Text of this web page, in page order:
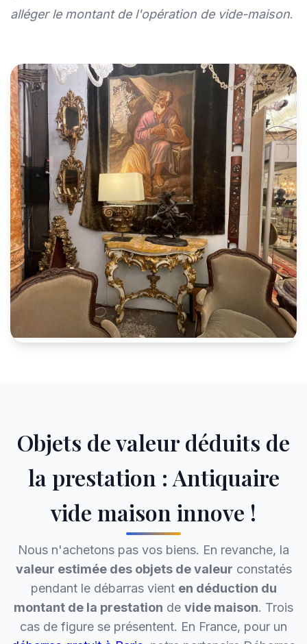
alléger le montant de l'opération de vide-maison.
Objets de valeur déduits de
la prestation : Antiquaire
vide maison innove !
Nous n'achetons pas vos biens. En revanche, la
valeur estimée des objets de valeur constatés
pendant le débarras vient en déduction du
montant de la prestation de vide maison. Trois
cas de figure se présentent. En France, pour un